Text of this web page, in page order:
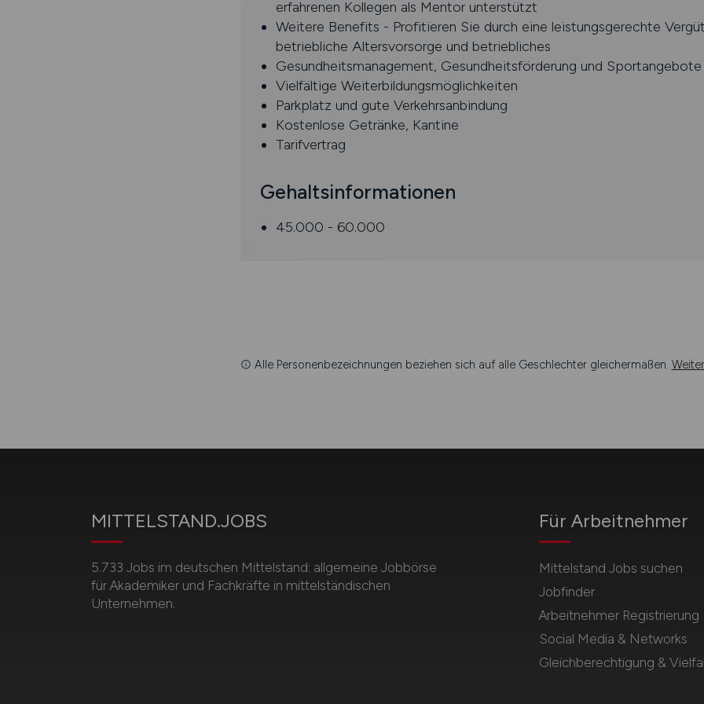
erfahrenen Kollegen als Mentor unterstützt
Weitere Benefits - Profitieren Sie durch eine leistungsgerechte
betriebliche Altersvorsorge und betriebliches
Gesundheitsmanagement, Gesundheitsförderung und Sportangebote
Vielfältige Weiterbildungsmöglichkeiten
Parkplatz und gute Verkehrsanbindung
Kostenlose Getränke, Kantine
Tarifvertrag
Gehaltsinformationen
45.000 - 60.000
Alle Personenbezeichnungen beziehen sich auf alle Geschlechter gleichermaßen.
MITTELSTAND.JOBS
5.733 Jobs im deutschen Mittelstand: allgemeine Jobbörse
für Akademiker und Fachkräfte in mittelständischen
Unternehmen.
Für Arbeitnehmer
Mittelstand Jobs suchen
Jobfinder
Arbeitnehmer Registrierung
Social Media & Networks
Gleichberechtigung &